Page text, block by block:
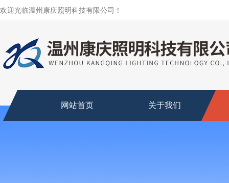
欢迎光临温州康庆照明科技有限公司！
网站首页 关于我们